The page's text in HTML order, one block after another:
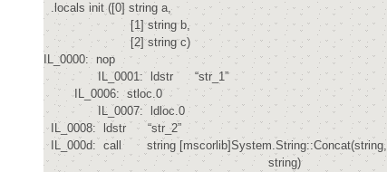
.locals init ([0] string a,
[1] string b,
[2] string c)
IL_0000: nop
IL_0001: ldstr “str_1”
IL_0006: stloc.0
IL_0007: ldloc.0
IL_0008: ldstr “str_2”
IL_000d: call string [mscorlib]System.String::Concat(string,
string)